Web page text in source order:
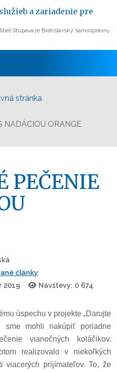
a zariadenie pre
Stupava je Bratislavský samosprávny
stránka
NADÁCIOU ORANGE
PEČENIE
články
2019 Návštevy: 0 674
úspechu v projekte „Darujte
sme mohli nakúpiť poriadne
vianočných koláčikov.
realizovalo v niekoľkých
viacerých prijímateľov. To, že